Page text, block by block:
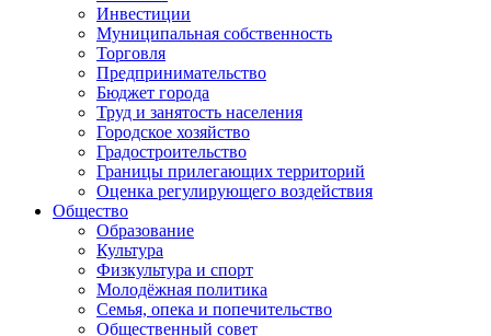
Инвестиции
Муниципальная собственность
Торговля
Предпринимательство
Бюджет города
Труд и занятость населения
Городское хозяйство
Градостроительство
Границы прилегающих территорий
Оценка регулирующего воздействия
Общество
Образование
Культура
Физкультура и спорт
Молодёжная политика
Семья, опека и попечительство
Общественный совет